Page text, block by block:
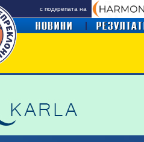
с подкрепата на